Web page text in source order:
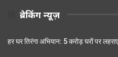
ब्रेकिंग न्यूज़
हर घर तिरंगा अभियान: 5 करोड़ घरों पर